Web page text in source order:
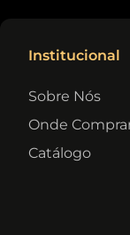
Institucional
Sobre Nós
Onde
Catálogo